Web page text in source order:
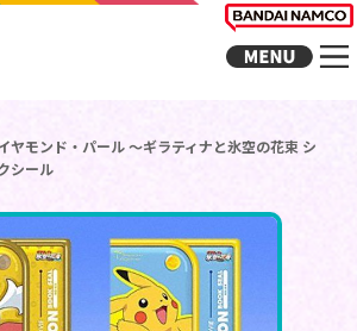
ヤモンド・パール ～ギラティナと氷空の花束 シ
シール